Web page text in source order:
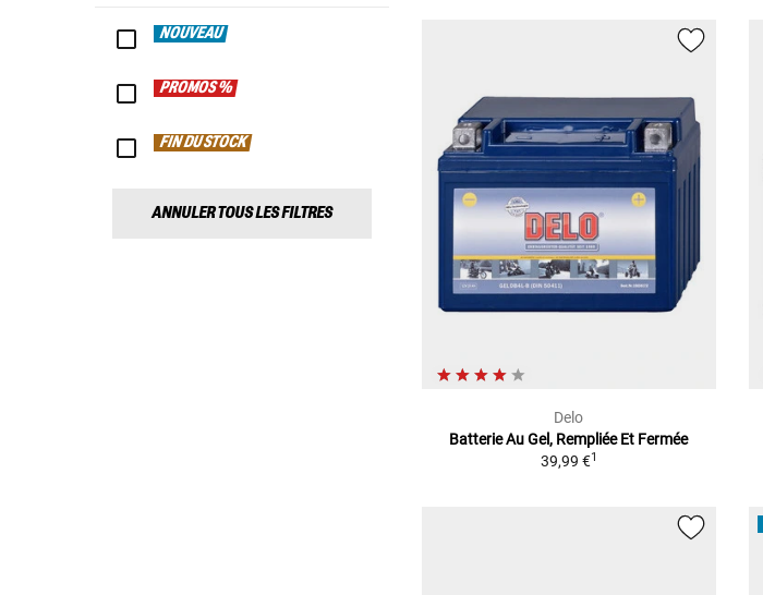
NOUVEAU
PROMOS %
FIN DU STOCK
ANNULER TOUS LES FILTRES
Delo
Batterie Au Gel, Rempliée Et Fermée
39,99 €1